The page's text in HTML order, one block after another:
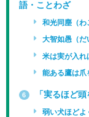
語・ことわざ
和光同塵（わ
大智如愚（だ
米は実が入れ
能ある鷹は爪
6 「実るほど
弱い犬ほどよ